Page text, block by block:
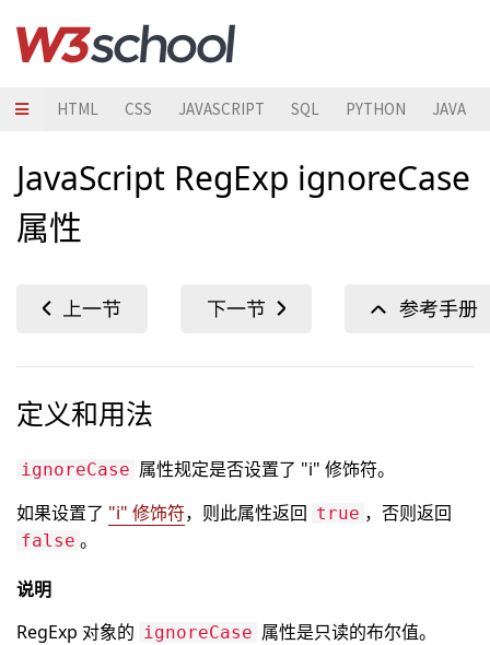
HTML CSS JAVASCRIPT SQL PYTHON JAVA
JavaScript RegExp ignoreCase
属性
定义和用法
ignoreCase 属性规定是否设置了 "i" 修饰符。
如果设置了 "i" 修饰符，则此属性返回 true ，否则返回
false 。
说明
RegExp 对象的 ignoreCase 属性是只读的布尔值。